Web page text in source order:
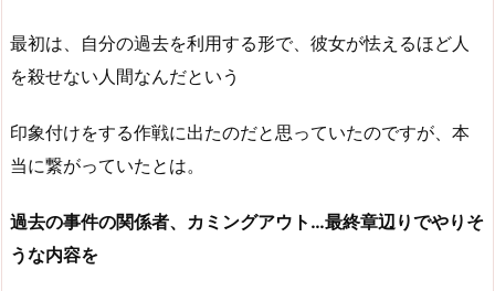
最初は、自分の過去を利用する形で、彼女が怯えるほど人
を殺せない人間なんだという
印象付けをする作戦に出たのだと思っていたのですが、本
当に繋がっていたとは。
過去の事件の関係者、カミングアウト…最終章辺りでやりそ
うな内容を